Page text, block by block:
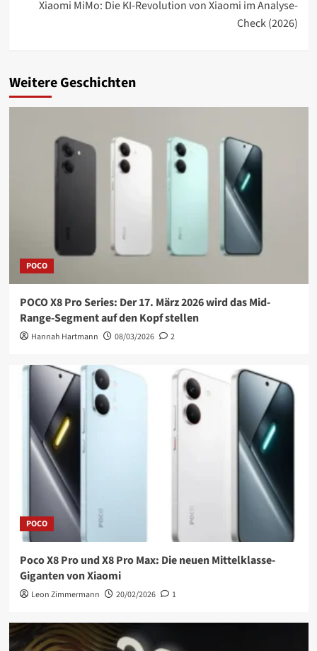
Xiaomi MiMo: Die KI-Revolution von Xiaomi im Analyse-
Check (2026)
Weitere Geschichten
POCO
POCO X8 Pro Series: Der 17. März 2026 wird das Mid-
Range-Segment auf den Kopf stellen
Hannah Hartmann 08/03/2026 2
POCO
Poco X8 Pro und X8 Pro Max: Die neuen Mittelklasse-
Giganten von Xiaomi
Leon Zimmermann 20/02/2026 1